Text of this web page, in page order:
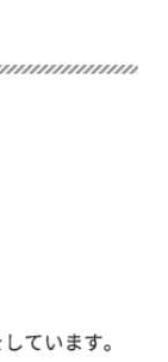
閉じる